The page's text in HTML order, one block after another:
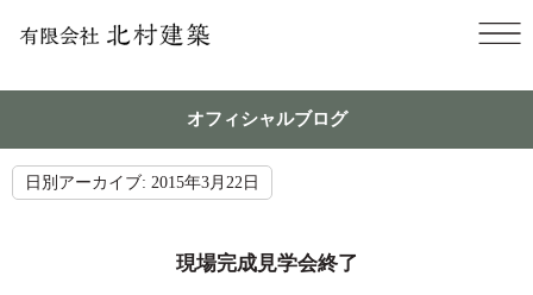
オフィシャルブログ
日別アーカイブ: 2015年3月22日
現場完成見学会終了